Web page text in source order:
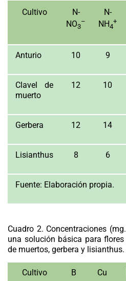
Cultivo
N-
NO3
–
N-
NH4
+
Anturio 10 9
Clavel de
muerto
12 10
Gerbera 12 14
Lisianthus 8 6
Fuente: Elaboración propia.
Cuadro 2. Concentraciones
una solución básica para
de muertos, gerbera y lisianthus.
Cultivo B Cu